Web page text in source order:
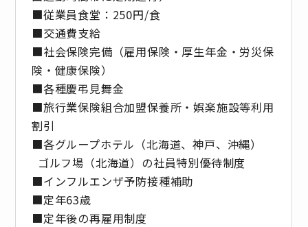
■従業員食堂：250円/食
■交通費支給
■社会保険完備（雇用保険・厚生年金・労災保
険・健康保険）
■各種慶弔見舞金
■旅行業保険組合加盟保養所・娯楽施設等利用
割引
■各グループホテル（北海道、神戸、沖縄）
ゴルフ場（北海道）の社員特別優待制度
■インフルエンザ予防接種補助
■定年63歳
■定年後の再雇用制度